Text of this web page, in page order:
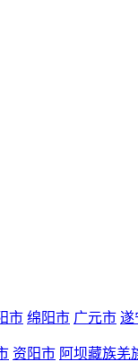
市 绵阳市 广元市 遂
资阳市 阿坝藏族羌